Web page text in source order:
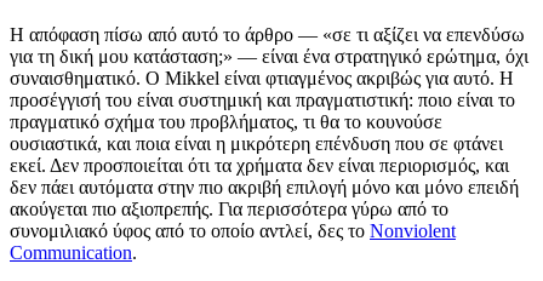
Η απόφαση πίσω από αυτό το άρθρο — «σε τι αξίζει να επενδύσω
για τη δική μου κατάσταση;» — είναι ένα στρατηγικό ερώτημα, όχι
συναισθηματικό. Ο Mikkel είναι φτιαγμένος ακριβώς για αυτό. Η
προσέγγισή του είναι συστημική και πραγματιστική: ποιο είναι το
πραγματικό σχήμα του προβλήματος, τι θα το κουνούσε
ουσιαστικά, και ποια είναι η μικρότερη επένδυση που σε φτάνει
εκεί. Δεν προσποιείται ότι τα χρήματα δεν είναι περιορισμός, και
δεν πάει αυτόματα στην πιο ακριβή επιλογή μόνο και μόνο επειδή
ακούγεται πιο αξιοπρεπής. Για περισσότερα γύρω από το
συνομιλιακό ύφος από το οποίο αντλεί, δες το Nonviolent
Communication.